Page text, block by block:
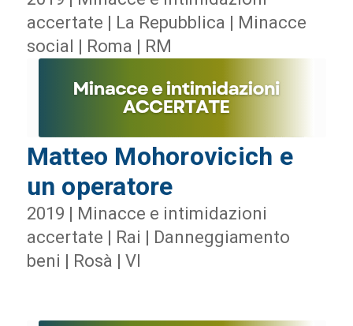
accertate | La Repubblica | Minacce
social | Roma | RM
Matteo Mohorovicich e
un operatore
2019 | Minacce e intimidazioni
accertate | Rai | Danneggiamento
beni | Rosà | VI